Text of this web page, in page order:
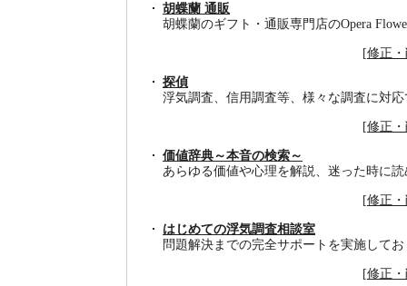
胡蝶蘭 通販
胡蝶蘭のギフト・通販専門店のOpera
[修正
探偵
浮気調査、信用調査等、様々な調査に対
[修正
価値辞典～本音の検索～
あらゆる価値や心理を解説、迷った時に
[修正
はじめての浮気調査相談室
問題解決までの完全サポートを実施して
[修正